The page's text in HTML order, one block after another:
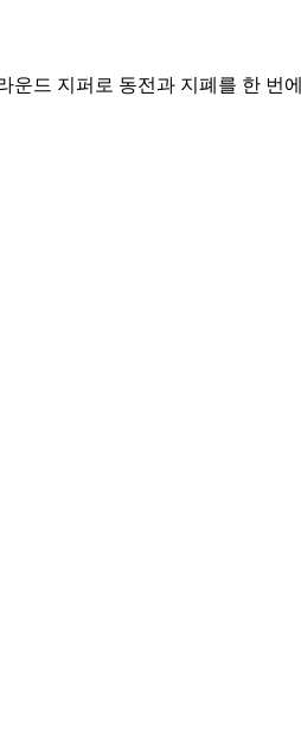
드 지퍼로 동전과 지폐를 한 번